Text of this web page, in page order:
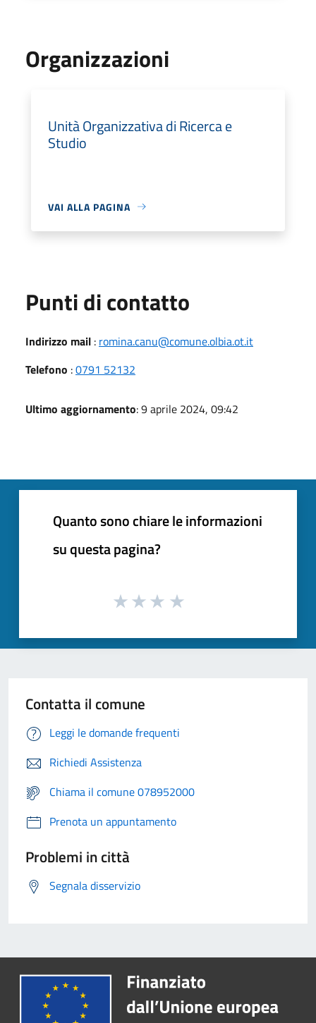
Organizzazioni
Unità Organizzativa di Ricerca e
Studio
VAI ALLA PAGINA
Punti di contatto
Indirizzo mail : romina.canu@comune.olbia.ot.it
Telefono :0791 52132
Ultimo aggiornamento: 9 aprile 2024, 09:42
Quanto sono chiare le informazioni
su questa pagina?
Contatta il comune
Leggi le domande frequenti
Richiedi Assistenza
Chiama il comune 078952000
Prenota un appuntamento
Problemi in città
Segnala disservizio